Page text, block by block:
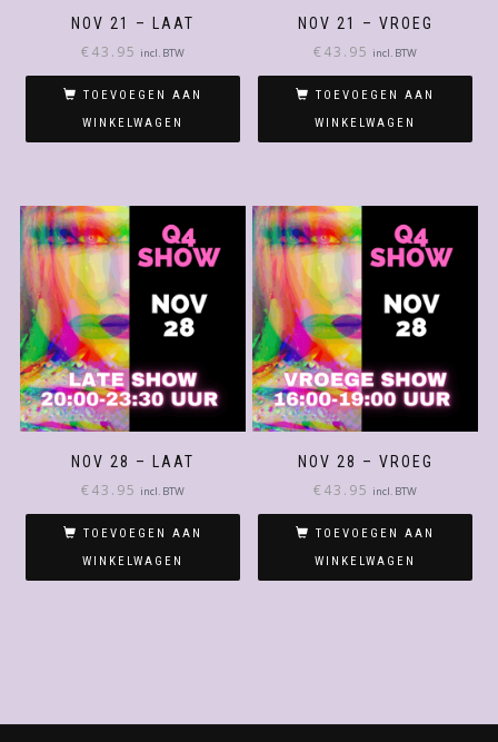
NOV 21 – LAAT
€43.95 incl. BTW
TOEVOEGEN AAN
WINKELWAGEN
NOV 21 – VROEG
€43.95 incl. BTW
TOEVOEGEN AAN
WINKELWAGEN
NOV 28 – LAAT
€43.95 incl. BTW
TOEVOEGEN AAN
WINKELWAGEN
NOV 28 – VROEG
€43.95 incl. BTW
TOEVOEGEN AAN
WINKELWAGEN